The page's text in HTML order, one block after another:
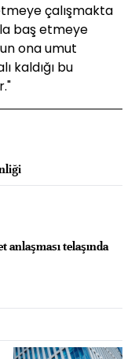
çalışmakta
baş etmeye
ona umut
kaldığı bu
telaşında